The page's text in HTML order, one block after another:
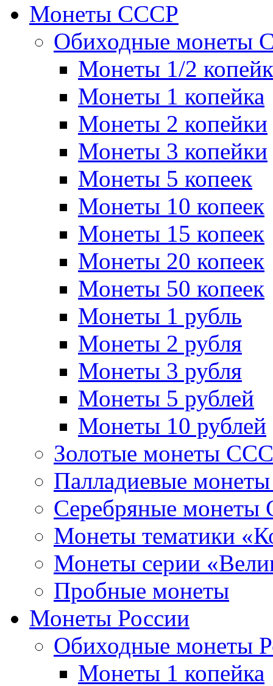
Монеты СССР
Обиходные монеты
Монеты 1/2
Монеты 1 копейка
Монеты 2 копейки
Монеты 3 копейки
Монеты 5 копеек
Монеты 10 копеек
Монеты 15 копеек
Монеты 20 копеек
Монеты 50 копеек
Монеты 1 рубль
Монеты 2 рубля
Монеты 3 рубля
Монеты 5 рублей
Монеты 10 рублей
Золотые монеты
Палладиевые
Серебряные монеты
Монеты тематики
Монеты серии
Пробные монеты
Монеты России
Обиходные монеты
Монеты 1 копейка